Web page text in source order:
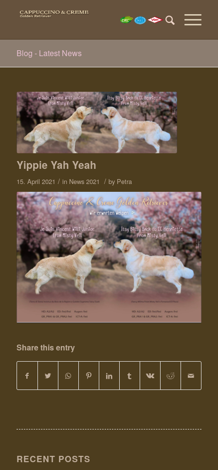
Blog - Latest News
Yippie Yah Yeah
15. April 2021 / in News 2021 / by Petra
Share this entry
RECENT POSTS